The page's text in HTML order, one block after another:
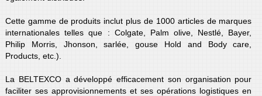
Cette gamme de produits inclut plus de 1000 articles de marques
internationales telles que : Colgate, Palm olive, Nestlé, Bayer,
Philip Morris, Jhonson, sarlée, gouse Hold and Body care,
Products, etc.).
La BELTEXCO a développé efficacement son organisation pour
faciliter ses approvisionnements et ses opérations logistiques en